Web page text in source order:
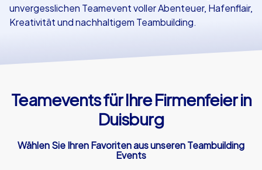
unvergesslichen Teamevent voller Abenteuer, Hafenflair,
Kreativität und nachhaltigem Teambuilding.
Teamevents für Ihre Firmenfeier in
Duisburg
Wählen Sie Ihren Favoriten aus unseren Teambuilding
Events